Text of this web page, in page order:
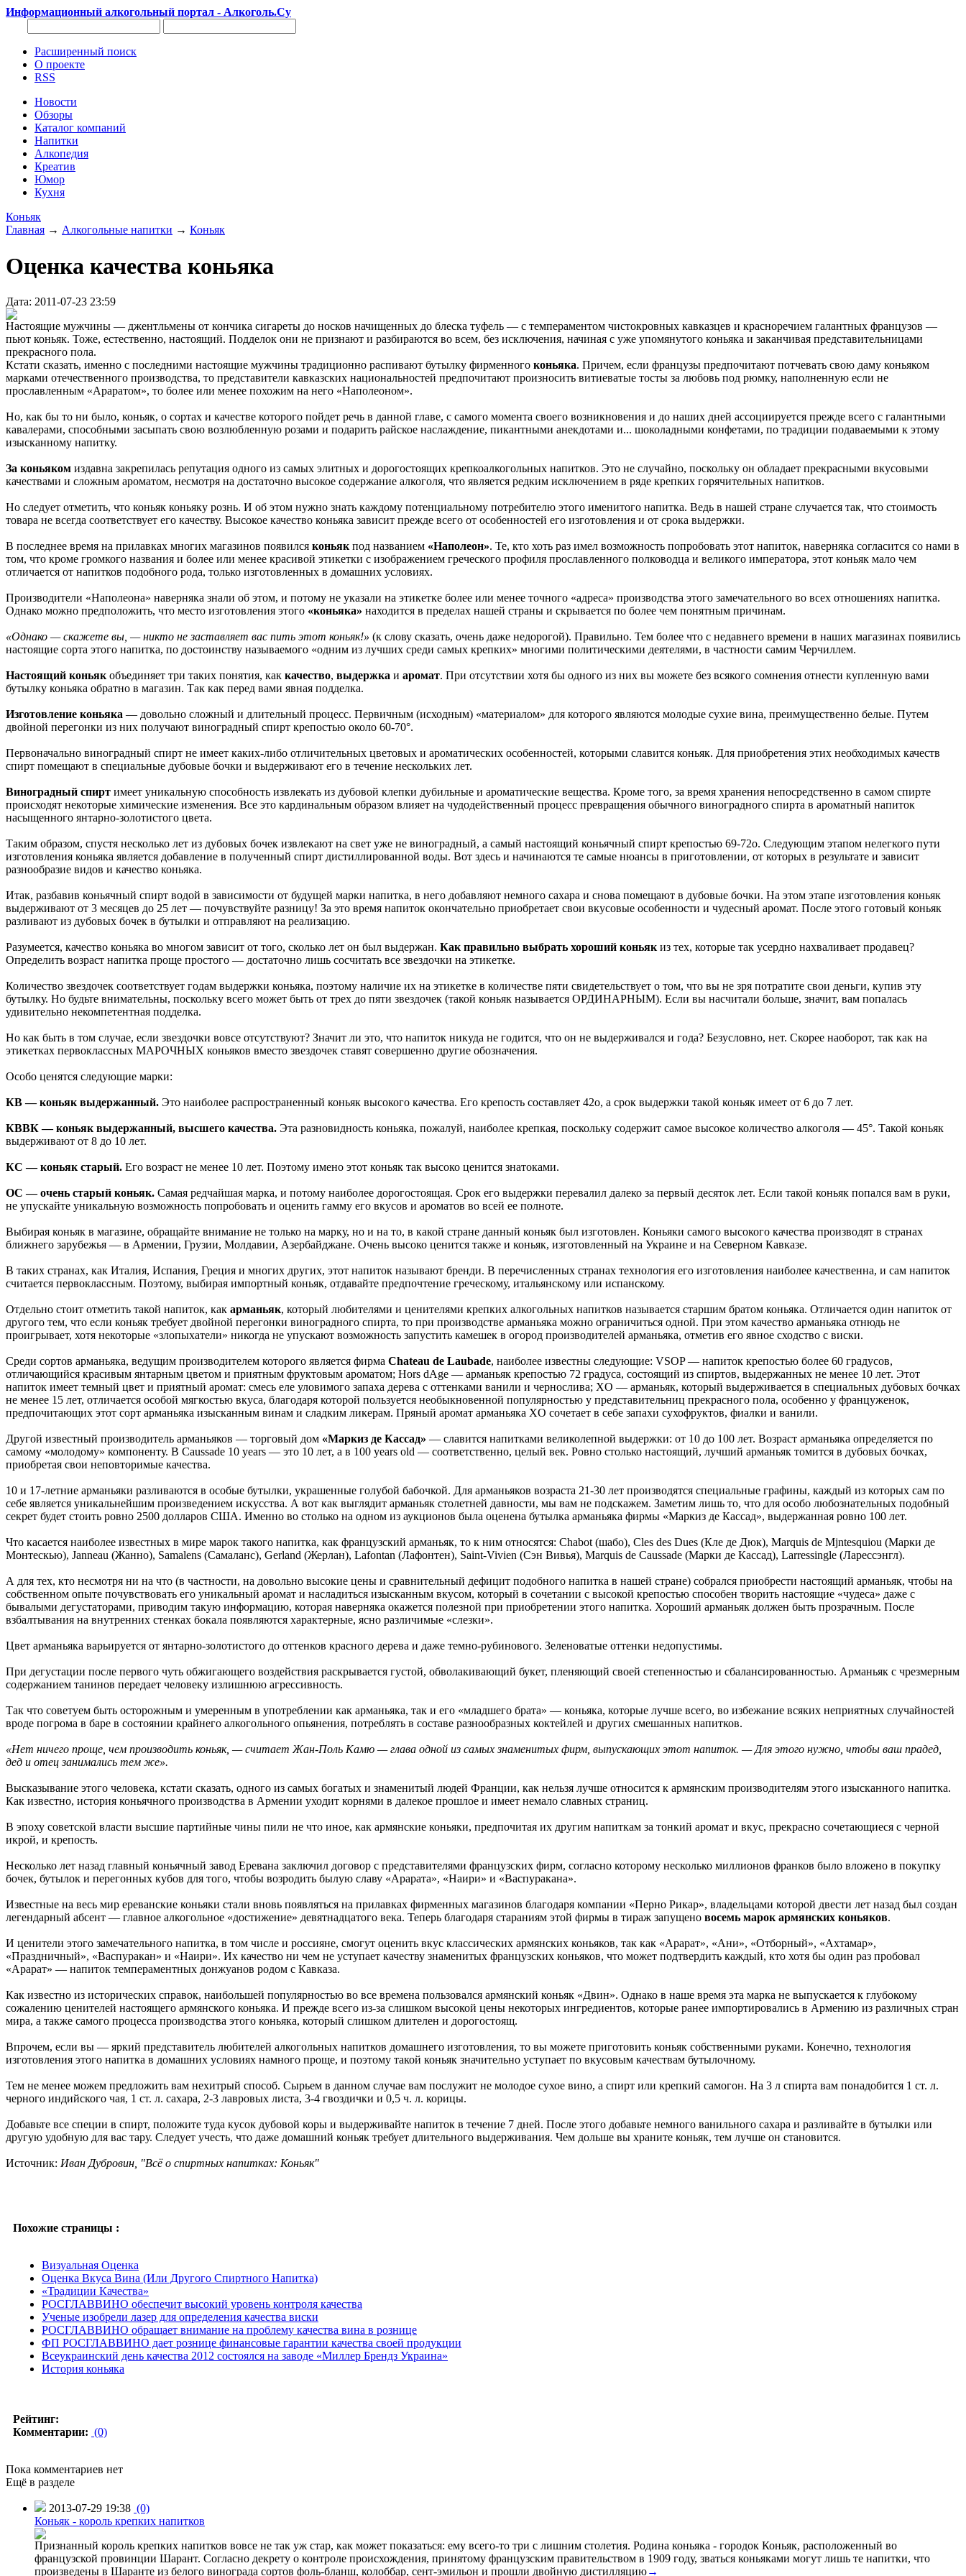
Информационный алкогольный портал - Алкоголь.Су
Расширенный поиск
О проекте
RSS
Новости
Обзоры
Каталог компаний
Напитки
Алкопедия
Креатив
Юмор
Кухня
Коньяк
Главная → Алкогольные напитки → Коньяк
Оценка качества коньяка
Дата: 2011-07-23 23:59
Настоящие мужчины — джентльмены от кончика сигареты до носков начищенных до блеска туфель — с темпераментом чистокровных кавказцев и красноречием галантных французов —
пьют коньяк. Тоже, естественно, настоящий. Подделок они не признают и разбираются во всем, без исключения, начиная с уже упомянутого коньяка и заканчивая представительницами
прекрасного пола.
Кстати сказать, именно с последними настоящие мужчины традиционно распивают бутылку фирменного коньяка. Причем, если французы предпочитают потчевать свою даму коньяком
марками отечественного производства, то представители кавказских национальностей предпочитают произносить витиеватые тосты за любовь под рюмку, наполненную если не
прославленным «Араратом», то более или менее похожим на него «Наполеоном».
Но, как бы то ни было, коньяк, о сортах и качестве которого пойдет речь в данной главе, с самого момента своего возникновения и до наших дней ассоциируется прежде всего с галантными
кавалерами, способными засыпать свою возлюбленную розами и подарить райское наслаждение, пикантными анекдотами и... шоколадными конфетами, по традиции подаваемыми к этому
изысканному напитку.
За коньяком издавна закрепилась репутация одного из самых элитных и дорогостоящих крепкоалкогольных напитков. Это не случайно, поскольку он обладает прекрасными вкусовыми
качествами и сложным ароматом, несмотря на достаточно высокое содержание алкоголя, что является редким исключением в ряде крепких горячительных напитков.
Но следует отметить, что коньяк коньяку рознь. И об этом нужно знать каждому потенциальному потребителю этого именитого напитка. Ведь в нашей стране случается так, что стоимость
товара не всегда соответствует его качеству. Высокое качество коньяка зависит прежде всего от особенностей его изготовления и от срока выдержки.
В последнее время на прилавках многих магазинов появился коньяк под названием «Наполеон». Те, кто хоть раз имел возможность попробовать этот напиток, наверняка согласится со нами в
том, что кроме громкого названия и более или менее красивой этикетки с изображением греческого профиля прославленного полководца и великого императора, этот коньяк мало чем
отличается от напитков подобного рода, только изготовленных в домашних условиях.
Производители «Наполеона» наверняка знали об этом, и потому не указали на этикетке более или менее точного «адреса» производства этого замечательного во всех отношениях напитка.
Однако можно предположить, что место изготовления этого «коньяка» находится в пределах нашей страны и скрывается по более чем понятным причинам.
«Однако — скажете вы, — никто не заставляет вас пить этот коньяк!» (к слову сказать, очень даже недорогой). Правильно. Тем более что с недавнего времени в наших магазинах появились
настоящие сорта этого напитка, по достоинству называемого «одним из лучших среди самых крепких» многими политическими деятелями, в частности самим Черчиллем.
Настоящий коньяк объединяет три таких понятия, как качество, выдержка и аромат. При отсутствии хотя бы одного из них вы можете без всякого сомнения отнести купленную вами
бутылку коньяка обратно в магазин. Так как перед вами явная подделка.
Изготовление коньяка — довольно сложный и длительный процесс. Первичным (исходным) «материалом» для которого являются молодые сухие вина, преимущественно белые. Путем
двойной перегонки из них получают виноградный спирт крепостью около 60-70°.
Первоначально виноградный спирт не имеет каких-либо отличительных цветовых и ароматических особенностей, которыми славится коньяк. Для приобретения этих необходимых качеств
спирт помещают в специальные дубовые бочки и выдерживают его в течение нескольких лет.
Виноградный спирт имеет уникальную способность извлекать из дубовой клепки дубильные и ароматические вещества. Кроме того, за время хранения непосредственно в самом спирте
происходят некоторые химические изменения. Все это кардинальным образом влияет на чудодейственный процесс превращения обычного виноградного спирта в ароматный напиток
насыщенного янтарно-золотистого цвета.
Таким образом, спустя несколько лет из дубовых бочек извлекают на свет уже не виноградный, а самый настоящий коньячный спирт крепостью 69-72о. Следующим этапом нелегкого пути
изготовления коньяка является добавление в полученный спирт дистиллированной воды. Вот здесь и начинаются те самые нюансы в приготовлении, от которых в результате и зависит
разнообразие видов и качество коньяка.
Итак, разбавив коньячный спирт водой в зависимости от будущей марки напитка, в него добавляют немного сахара и снова помещают в дубовые бочки. На этом этапе изготовления коньяк
выдерживают от 3 месяцев до 25 лет — почувствуйте разницу! За это время напиток окончательно приобретает свои вкусовые особенности и чудесный аромат. После этого готовый коньяк
разливают из дубовых бочек в бутылки и отправляют на реализацию.
Разумеется, качество коньяка во многом зависит от того, сколько лет он был выдержан. Как правильно выбрать хороший коньяк из тех, которые так усердно нахваливает продавец?
Определить возраст напитка проще простого — достаточно лишь сосчитать все звездочки на этикетке.
Количество звездочек соответствует годам выдержки коньяка, поэтому наличие их на этикетке в количестве пяти свидетельствует о том, что вы не зря потратите свои деньги, купив эту
бутылку. Но будьте внимательны, поскольку всего может быть от трех до пяти звездочек (такой коньяк называется ОРДИНАРНЫМ). Если вы насчитали больше, значит, вам попалась
удивительно некомпетентная подделка.
Но как быть в том случае, если звездочки вовсе отсутствуют? Значит ли это, что напиток никуда не годится, что он не выдерживался и года? Безусловно, нет. Скорее наоборот, так как на
этикетках первоклассных МАРОЧНЫХ коньяков вместо звездочек ставят совершенно другие обозначения.
Особо ценятся следующие марки:
КВ — коньяк выдержанный. Это наиболее распространенный коньяк высокого качества. Его крепость составляет 42о, а срок выдержки такой коньяк имеет от 6 до 7 лет.
КВВК — коньяк выдержанный, высшего качества. Эта разновидность коньяка, пожалуй, наиболее крепкая, поскольку содержит самое высокое количество алкоголя — 45°. Такой коньяк
выдерживают от 8 до 10 лет.
КС — коньяк старый. Его возраст не менее 10 лет. Поэтому имено этот коньяк так высоко ценится знатоками.
ОС — очень старый коньяк. Самая редчайшая марка, и потому наиболее дорогостоящая. Срок его выдержки перевалил далеко за первый десяток лет. Если такой коньяк попался вам в руки,
не упускайте уникальную возможность попробовать и оценить гамму его вкусов и ароматов во всей ее полноте.
Выбирая коньяк в магазине, обращайте внимание не только на марку, но и на то, в какой стране данный коньяк был изготовлен. Коньяки самого высокого качества производят в странах
ближнего зарубежья — в Армении, Грузии, Молдавии, Азербайджане. Очень высоко ценится также и коньяк, изготовленный на Украине и на Северном Кавказе.
В таких странах, как Италия, Испания, Греция и многих других, этот напиток называют бренди. В перечисленных странах технология его изготовления наиболее качественна, и сам напиток
считается первоклассным. Поэтому, выбирая импортный коньяк, отдавайте предпочтение греческому, итальянскому или испанскому.
Отдельно стоит отметить такой напиток, как арманьяк, который любителями и ценителями крепких алкогольных напитков называется старшим братом коньяка. Отличается один напиток от
другого тем, что если коньяк требует двойной перегонки виноградного спирта, то при производстве арманьяка можно ограничиться одной. При этом качество арманьяка отнюдь не
проигрывает, хотя некоторые «злопыхатели» никогда не упускают возможность запустить камешек в огород производителей арманьяка, отметив его явное сходство с виски.
Среди сортов арманьяка, ведущим производителем которого является фирма Chateau de Laubade, наиболее известны следующие: VSOP — напиток крепостью более 60 градусов,
отличающийся красивым янтарным цветом и приятным фруктовым ароматом; Hors dAge — арманьяк крепостью 72 градуса, состоящий из спиртов, выдержанных не менее 10 лет. Этот
напиток имеет темный цвет и приятный аромат: смесь еле уловимого запаха дерева с оттенками ванили и чернослива; XO — арманьяк, который выдерживается в специальных дубовых бочках
не менее 15 лет, отличается особой мягкостью вкуса, благодаря которой пользуется необыкновенной популярностью у представительниц прекрасного пола, особенно у француженок,
предпочитающих этот сорт арманьяка изысканным винам и сладким ликерам. Пряный аромат арманьяка XO сочетает в себе запахи сухофруктов, фиалки и ванили.
Другой известный производитель арманьяков — торговый дом «Маркиз де Кассад» — славится напитками великолепной выдержки: от 10 до 100 лет. Возраст арманьяка определяется по
самому «молодому» компоненту. В Caussade 10 years — это 10 лет, а в 100 years old — соответственно, целый век. Ровно столько настоящий, лучший арманьяк томится в дубовых бочках,
приобретая свои неповторимые качества.
10 и 17-летние арманьяки разливаются в особые бутылки, украшенные голубой бабочкой. Для арманьяков возраста 21-30 лет производятся специальные графины, каждый из которых сам по
себе является уникальнейшим произведением искусства. А вот как выглядит арманьяк столетней давности, мы вам не подскажем. Заметим лишь то, что для особо любознательных подобный
секрет будет стоить ровно 2500 долларов США. Именно во столько на одном из аукционов была оценена бутылка арманьяка фирмы «Маркиз де Кассад», выдержанная ровно 100 лет.
Что касается наиболее известных в мире марок такого напитка, как французский арманьяк, то к ним относятся: Chabot (шабо), Cles des Dues (Кле де Дюк), Marquis de Mjntesquiou (Марки де
Монтескью), Janneau (Жанно), Samalens (Самаланс), Gerland (Жерлан), Lafontan (Лафонтен), Saint-Vivien (Сэн Вивья), Marquis de Caussade (Марки де Кассад), Larressingle (Ларессэнгл).
А для тех, кто несмотря ни на что (в частности, на довольно высокие цены и сравнительный дефицит подобного напитка в нашей стране) собрался приобрести настоящий арманьяк, чтобы на
собственном опыте почувствовать его уникальный аромат и насладиться изысканным вкусом, который в сочетании с высокой крепостью способен творить настоящие «чудеса» даже с
бывалыми дегустаторами, приводим такую информацию, которая наверняка окажется полезной при приобретении этого напитка. Хороший арманьяк должен быть прозрачным. После
взбалтывания на внутренних стенках бокала появляются характерные, ясно различимые «слезки».
Цвет арманьяка варьируется от янтарно-золотистого до оттенков красного дерева и даже темно-рубинового. Зеленоватые оттенки недопустимы.
При дегустации после первого чуть обжигающего воздействия раскрывается густой, обволакивающий букет, пленяющий своей степенностью и сбалансированностью. Арманьяк с чрезмерным
содержанием танинов передает человеку излишнюю агрессивность.
Так что советуем быть осторожным и умеренным в употреблении как арманьяка, так и его «младшего брата» — коньяка, которые лучше всего, во избежание всяких неприятных случайностей
вроде погрома в баре в состоянии крайнего алкогольного опьянения, потреблять в составе разнообразных коктейлей и других смешанных напитков.
«Нет ничего проще, чем производить коньяк, — считает Жан-Поль Камю — глава одной из самых знаменитых фирм, выпускающих этот напиток. — Для этого нужно, чтобы ваш прадед,
дед и отец занимались тем же».
Высказывание этого человека, кстати сказать, одного из самых богатых и знаменитый людей Франции, как нельзя лучше относится к армянским производителям этого изысканного напитка.
Как известно, история коньячного производства в Армении уходит корнями в далекое прошлое и имеет немало славных страниц.
В эпоху советской власти высшие партийные чины пили не что иное, как армянские коньяки, предпочитая их другим напиткам за тонкий аромат и вкус, прекрасно сочетающиеся с черной
икрой, и крепость.
Несколько лет назад главный коньячный завод Еревана заключил договор с представителями французских фирм, согласно которому несколько миллионов франков было вложено в покупку
бочек, бутылок и перегонных кубов для того, чтобы возродить былую славу «Арарата», «Наири» и «Васпуракана».
Известные на весь мир ереванские коньяки стали вновь появляться на прилавках фирменных магазинов благодаря компании «Перно Рикар», владельцами которой двести лет назад был создан
легендарный абсент — главное алкогольное «достижение» девятнадцатого века. Теперь благодаря стараниям этой фирмы в тираж запущено восемь марок армянских коньяков.
И ценители этого замечательного напитка, в том числе и россияне, смогут оценить вкус классических армянских коньяков, так как «Арарат», «Ани», «Отборный», «Ахтамар»,
«Праздничный», «Васпуракан» и «Наири». Их качество ни чем не уступает качеству знаменитых французских коньяков, что может подтвердить каждый, кто хотя бы один раз пробовал
«Арарат» — напиток темпераментных донжуанов родом с Кавказа.
Как известно из исторических справок, наибольшей популярностью во все времена пользовался армянский коньяк «Двин». Однако в наше время эта марка не выпускается к глубокому
сожалению ценителей настоящего армянского коньяка. И прежде всего из-за слишком высокой цены некоторых ингредиентов, которые ранее импортировались в Армению из различных стран
мира, а также самого процесса производства этого коньяка, который слишком длителен и дорогостоящ.
Впрочем, если вы — яркий представитель любителей алкогольных напитков домашнего изготовления, то вы можете приготовить коньяк собственными руками. Конечно, технология
изготовления этого напитка в домашних условиях намного проще, и поэтому такой коньяк значительно уступает по вкусовым качествам бутылочному.
Тем не менее можем предложить вам нехитрый способ. Сырьем в данном случае вам послужит не молодое сухое вино, а спирт или крепкий самогон. На 3 л спирта вам понадобится 1 ст. л.
черного индийского чая, 1 ст. л. сахара, 2-3 лавровых листа, 3-4 гвоздички и 0,5 ч. л. корицы.
Добавьте все специи в спирт, положите туда кусок дубовой коры и выдерживайте напиток в течение 7 дней. После этого добавьте немного ванильного сахара и разливайте в бутылки или
другую удобную для вас тару. Следует учесть, что даже домашний коньяк требует длительного выдерживания. Чем дольше вы храните коньяк, тем лучше он становится.
Источник: Иван Дубровин, "Всё о спиртных напитках: Коньяк"
Похожие страницы :
Визуальная Оценка
Оценка Вкуса Вина (Или Другого Спиртного Напитка)
«Традиции Качества»
РОСГЛАВВИНО обеспечит высокий уровень контроля качества
Ученые изобрели лазер для определения качества виски
РОСГЛАВВИНО обращает внимание на проблему качества вина в рознице
ФП РОСГЛАВВИНО дает рознице финансовые гарантии качества своей продукции
Всеукраинский день качества 2012 состоялся на заводе «Миллер Брендз Украина»
История коньяка
Рейтинг:
Комментарии: (0)
Пока комментариев нет
Ещё в разделе
2013-07-29 19:38 (0)
Коньяк - король крепких напитков
Признанный король крепких напитков вовсе не так уж стар, как может показаться: ему всего-то три с лишним столетия. Родина коньяка - городок Коньяк, расположенный во
французской провинции Шарант. Согласно декрету о контроле происхождения, принятому французским правительством в 1909 году, зваться коньяками могут лишь те напитки, что
произведены в Шаранте из белого винограда сортов фоль-бланш, колоббар, сент-эмильон и прошли двойную дистилляцию→